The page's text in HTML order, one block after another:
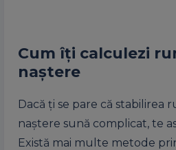
Cum îți calculezi
naștere
Dacă ți se pare că stabilirea
naștere sună complicat, te
Există mai multe metode